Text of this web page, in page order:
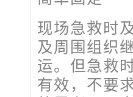
现场急救时
及周围组织
运。但急救
有效，不要